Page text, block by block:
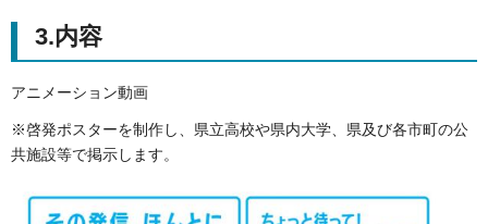
3.内容
アニメーション動画
※啓発ポスターを制作し、県立高校や県内大学、県及び各市町の公
共施設等で掲示します。